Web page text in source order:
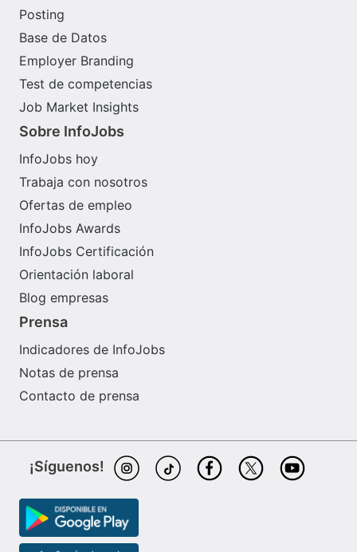
Posting
Base de Datos
Employer Branding
Test de competencias
Job Market Insights
Sobre InfoJobs
InfoJobs hoy
Trabaja con nosotros
Ofertas de empleo
InfoJobs Awards
InfoJobs Certificación
Orientación laboral
Blog empresas
Prensa
Indicadores de InfoJobs
Notas de prensa
Contacto de prensa
¡Síguenos!